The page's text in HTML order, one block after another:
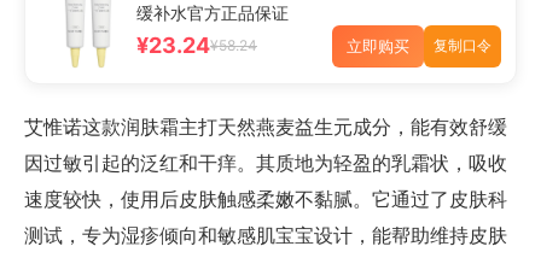
缓补水官方正品保证
¥23.24¥58.24 立即购买 复制口令
艾惟诺这款润肤霜主打天然燕麦益生元成分，能有效舒缓
因过敏引起的泛红和干痒。其质地为轻盈的乳霜状，吸收
速度较快，使用后皮肤触感柔嫩不黏腻。它通过了皮肤科
测试，专为湿疹倾向和敏感肌宝宝设计，能帮助维持皮肤